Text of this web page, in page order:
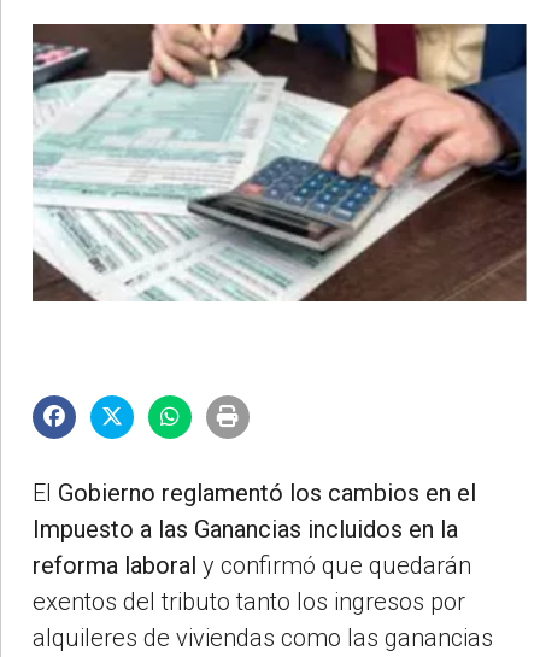
©2007/2026
El Gobierno reglamentó los cambios en el
Impuesto a las Ganancias incluidos en la
reforma laboral y confirmó que quedarán
exentos del tributo tanto los ingresos por
alquileres de viviendas como las ganancias